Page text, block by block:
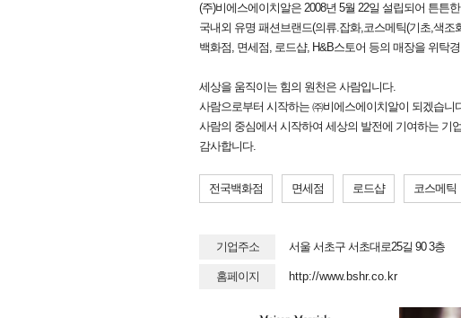
(주)비에스에이치알은 2008년 5월 22일 설립되어 튼튼
국내외 유명 패션브랜드(의류.잡화,코스메틱(기초,색조
백화점, 면세점, 로드샵, H&B스토어 등의 매장을 위탁
세상을 움직이는 힘의 원천은 사람입니다.
사람으로부터 시작하는 ㈜비에스에이치알이 되겠습니
사람의 중심에서 시작하여 세상의 발전에 기여하는 기
감사합니다.
전국백화점 면세점 로드샵 코스메틱
기업주소 서울 서초구 서초대로25길 90 3층
홈페이지 http://www.bshr.co.kr